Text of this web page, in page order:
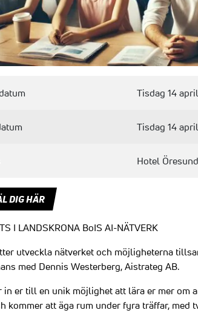
Tisdag 14
Tisdag 14
Hotel
DIG HÄR
I LANDSKRONA BoIS AI-NÄTVERK
utveckla nätverket och möjligheterna
med Dennis Westerberg, Aistrateg AB.
in er till en unik möjlighet att lära er mer om
kommer att äga rum under fyra träffar, med